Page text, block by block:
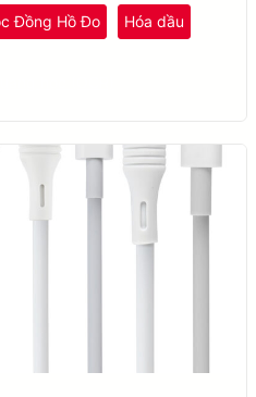
hồ đo.
Đồng Hồ Đo Hóa dầu